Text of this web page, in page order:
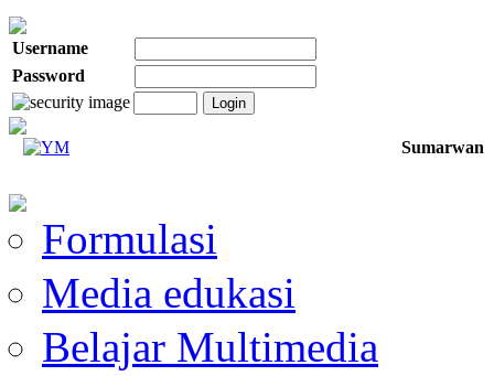
Username
Password
Sumarwan
Formulasi
Media edukasi
Belajar Multimedia